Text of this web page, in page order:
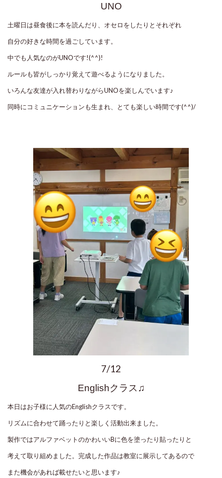
UNO
土曜日は昼食後に本を読んだり、オセロをしたりとそれぞれ
自分の好きな時間を過ごしています。
中でも人気なのがUNOです!(^^)!
ルールも皆がしっかり覚えて遊べるようになりました。
いろんな友達が入れ替わりながらUNOを楽しんでいます♪
同時にコミュニケーションも生まれ、とても楽しい時間です(^^)/
7/12
Englishクラス♫
本日はお子様に人気のEnglishクラスです。
リズムに合わせて踊ったりと楽しく活動出来ました。
製作ではアルファベットのかわいいBに色を塗ったり貼ったりと
考えて取り組めました。完成した作品は教室に展示してあるので
また機会があれば載せたいと思います♪